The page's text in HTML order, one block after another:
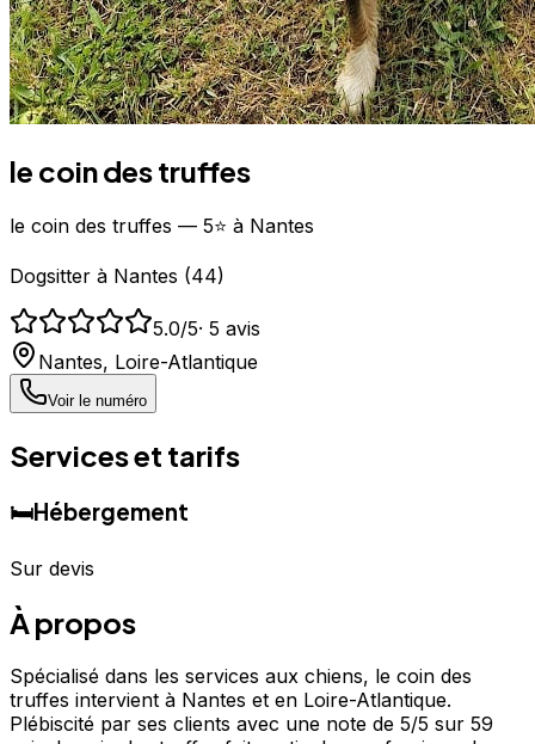
le coin des truffes
le coin des truffes — 5⭐ à Nantes
Dogsitter à Nantes (44)
5.0/5· 5 avis
Nantes, Loire-Atlantique
Voir le numéro
Services et tarifs
🛏️Hébergement
Sur devis
À propos
Spécialisé dans les services aux chiens, le coin des
truffes intervient à Nantes et en Loire-Atlantique.
Plébiscité par ses clients avec une note de 5/5 sur 59